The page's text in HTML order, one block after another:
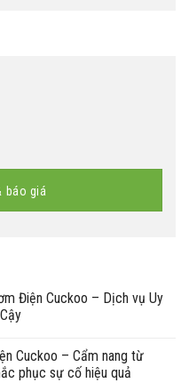
báo giá
Điện Cuckoo – Dịch vụ Uy
Cuckoo – Cẩm nang từ
phục sự cố hiệu quả